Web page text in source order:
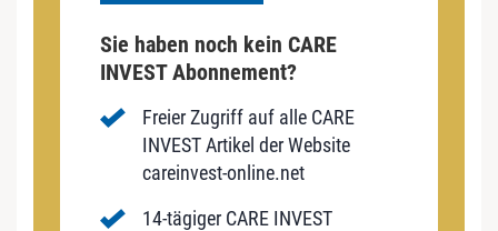
Sie haben noch kein CARE
INVEST Abonnement?
Freier Zugriff auf alle CARE
INVEST Artikel der Website
careinvest-online.net
14-tägiger CARE INVEST